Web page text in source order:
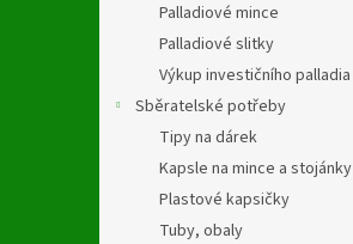
Palladiové mince
Palladiové slitky
Výkup investičního palladia
Sběratelské potřeby
Tipy na dárek
Kapsle na mince a stojánky
Plastové kapsičky
Tuby, obaly